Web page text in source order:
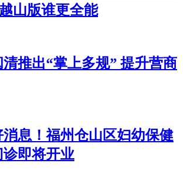
山版谁更全能
推出“掌上多规” 提升营商
消息！福州仓山区妇幼保健
诊即将开业